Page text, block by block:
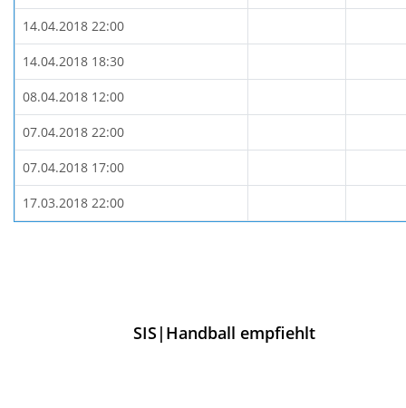
14.04.2018 22:00
14.04.2018 18:30
08.04.2018 12:00
07.04.2018 22:00
07.04.2018 17:00
17.03.2018 22:00
SIS|Handball empfiehlt